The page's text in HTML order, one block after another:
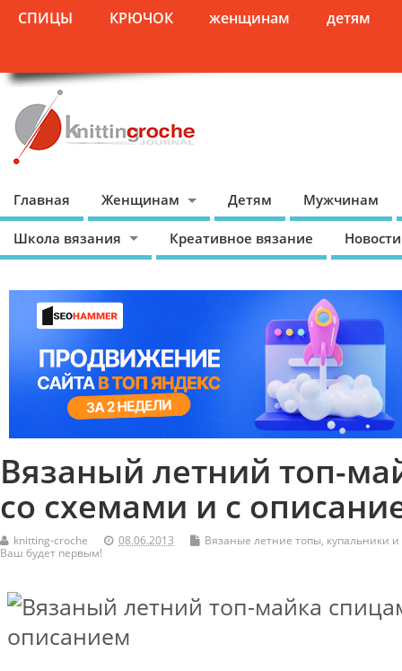
СПИЦЫ КРЮЧОК женщинам детям
Главная Женщинам Детям Мужчинам
Школа вязания Креативное вязание
Вязаный летний топ-
со схемами и с
knitting-croche 08.06.2013
Вязаные летние топы, купальники и
Ваш будет первым!